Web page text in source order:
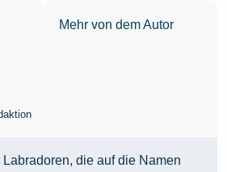
Mehr von dem Autor
die auf die Namen